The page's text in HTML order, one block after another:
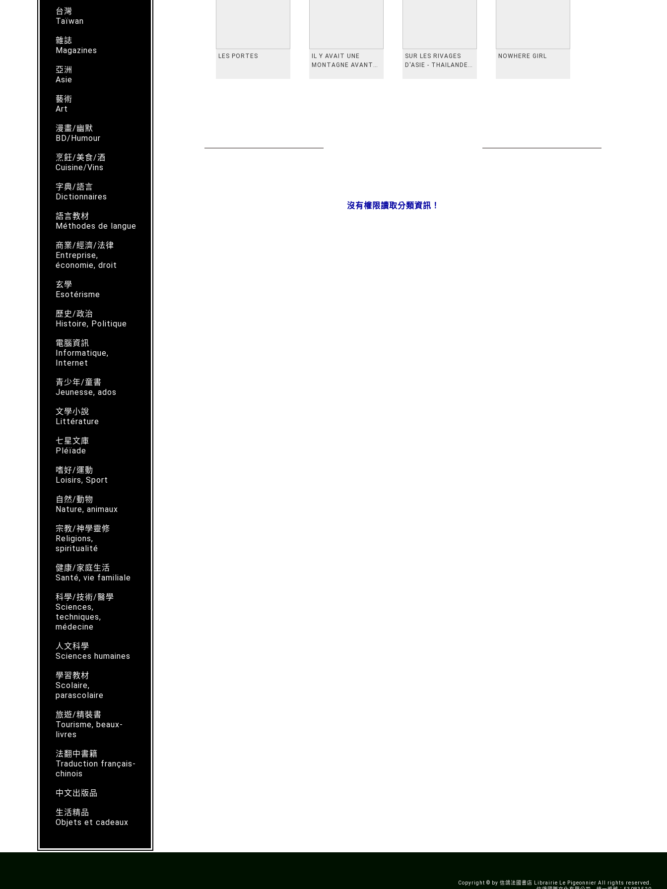
台灣
Taïwan
雜誌
Magazines
亞洲
Asie
藝術
Art
漫畫/幽默
BD/Humour
烹飪/美食/酒
Cuisine/Vins
字典/語言
Dictionnaires
語言教材
Méthodes de langue
商業/經濟/法律
Entreprise,
économie, droit
玄學
Esotérisme
歷史/政治
Histoire, Politique
電腦資訊
Informatique,
Internet
青少年/童書
Jeunesse, ados
文學小說
Littérature
七星文庫
Pléïade
嗜好/運動
Loisirs, Sport
自然/動物
Nature, animaux
宗教/神學靈修
Religions,
spiritualité
健康/家庭生活
Santé, vie familiale
科學/技術/醫學
Sciences,
techniques,
médecine
人文科學
Sciences humaines
學習教材
Scolaire,
parascolaire
旅遊/精裝書
Tourisme, beaux-
livres
法翻中書籍
Traduction français-
chinois
中文出版品
生活精品
Objets et cadeaux
LES PORTES
IL Y AVAIT UNE
MONTAGNE AVANT
SUR LES RIVAGES
D'ASIE - THAILANDE,
NOWHERE GIRL
沒有權限讀取分類資訊！
Copyright © by 信鴿法國書店 Librairie Le Pigeonnier All rights reserved.